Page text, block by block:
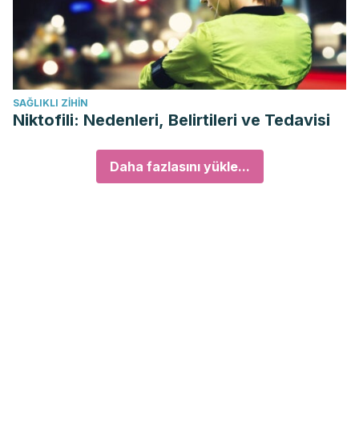
SAĞLIKLI ZIHIN
Niktofili: Nedenleri, Belirtileri ve Tedavisi
Daha fazlasını yükle...